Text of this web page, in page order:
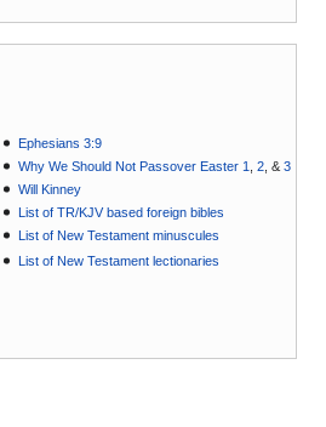
Ephesians 3:9
Why We Should Not Passover Easter 1
,2 , &3
Will Kinney
List of TR/KJV based foreign bibles
List of New Testament minuscules
List of New Testament lectionaries